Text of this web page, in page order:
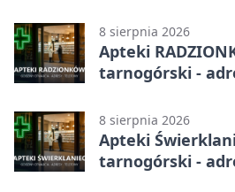
8 sierpnia 2026
Apteki
tarnogórski -
8 sierpnia 2026
Apteki
tarnogórski -